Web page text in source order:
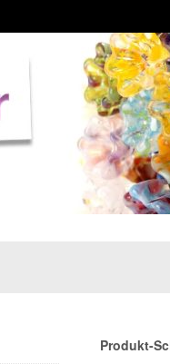
Produkt-